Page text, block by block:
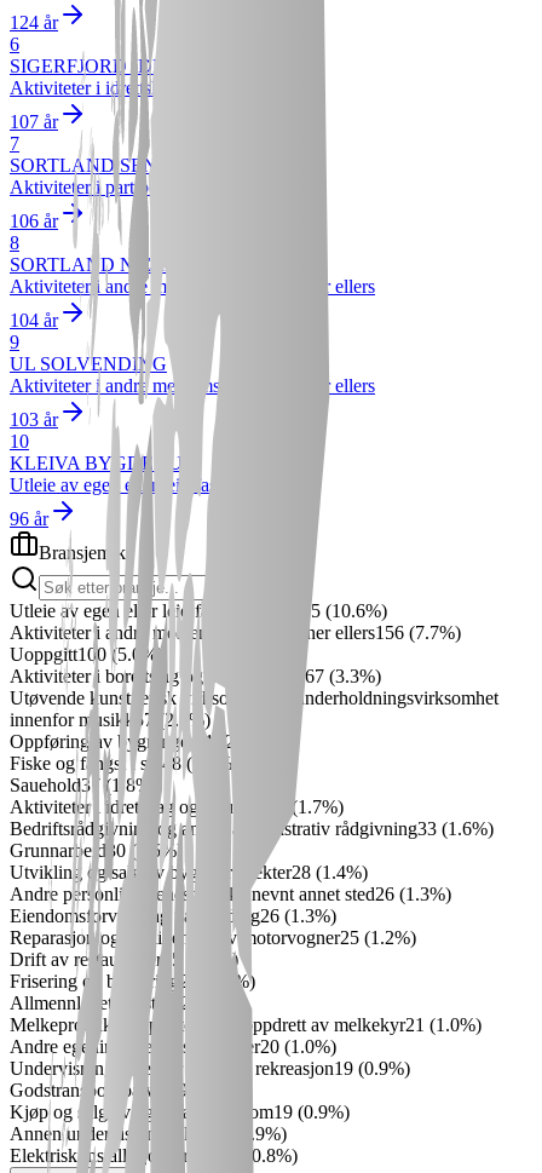
124 år
6
SIGERFJORD IDRETTSLAG
Aktiviteter i idrettslag og -klubber
107 år
7
SORTLAND SENTERPARTI
Aktiviteter i partipolitiske organisasjoner
106 år
8
SORTLAND NÆRINGSFORENING
Aktiviteter i andre medlemsorganisasjoner ellers
104 år
9
UL SOLVENDING
Aktiviteter i andre medlemsorganisasjoner ellers
103 år
10
KLEIVA BYGDEHUS
Utleie av egen eller leid fast eiendom
96 år
Bransjemiks
Utleie av egen eller leid fast eiendom 215 (10.6%)
Aktiviteter i andre medlemsorganisasjoner ellers156 (7.7%)
Uoppgitt100(5.0 %)
Aktiviteter i borettslag og boligsameier 67 (3.3%)
Utøvende kunstnerisk virksomhet og underholdningsvirksomhet
innenfor musikk 57 (2.8 %)
Oppføring av bygninger
51 2.5
Fiske og fangst i sjø 48 (
%)
Sauehold37 (1.8%)
Aktiviteter i idrettslag og -klubber
(1.7%)
Bedriftsrådgivning og annen administrativ rådgivning33 (1.6%)
Grunnarbeid 30( 1.5 %)
Utvikling og salg av byggeprosjekter28 (1.4%)
Andre personlige tjenester ikke nevnt annet sted26 (1.3%)
Eiendomsforvaltning på oppdrag26 (1.3%)
Reparasjon og vedlikehold av motorvogner25 (1.2%)
Drift av restauranter 25
%)
Frisering og barbering 25
%)
Allmennlegetjenester
22
%)
Melkeproduksjon på storfe og oppdrett av melkekyr21 (1.0%)
Andre egeninvesteringsselskaper20 (1.0%)
Undervisning innenfor idrett og rekreasjon19 (0.9%)
Godstransport på vei
19
Kjøp og salg av egen fast eiendom19 (0.9%)
Annen undervisning ellers
0.9%)
Elektrisk installasjonsarbeid
0.8%)